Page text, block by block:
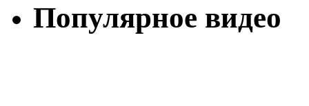
Популярное видео